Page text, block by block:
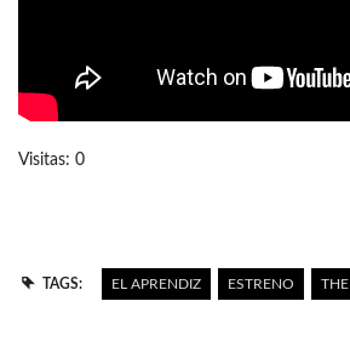
Visitas: 0
TAGS: EL APRENDIZ ESTRENO